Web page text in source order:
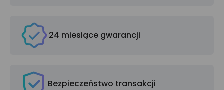
24 miesiące gwarancji
Bezpieczeństwo transakcji